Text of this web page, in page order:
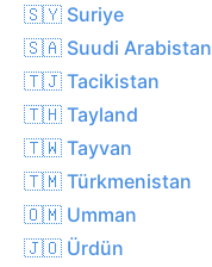
🇸🇾 Suriye
🇸🇦 Suudi Arabistan
🇹🇯 Tacikistan
🇹🇭 Tayland
🇹🇼 Tayvan
🇹🇲 Türkmenistan
🇴🇲 Umman
🇯🇴 Ürdün